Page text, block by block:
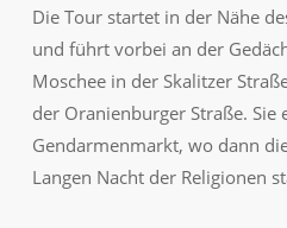
Die Tour startet in der Nähe
und führt vorbei an der
Moschee in der Skalitzer
der Oranienburger Straße. Sie
Gendarmenmarkt, wo dann
Langen Nacht der Religionen